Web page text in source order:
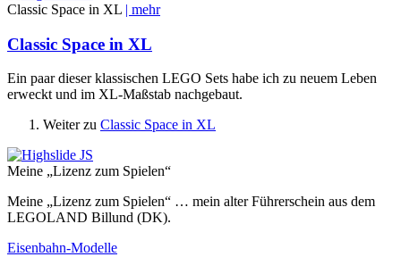
Classic Space in XL | mehr
Classic Space in XL
Ein paar dieser klassischen LEGO Sets habe ich zu neuem Leben
erweckt und im XL-Maßstab nachgebaut.
Weiter zu Classic Space in XL
Meine „Lizenz zum Spielen“
Meine „Lizenz zum Spielen“ … mein alter Führerschein aus dem
LEGOLAND Billund (DK).
Eisenbahn-Modelle